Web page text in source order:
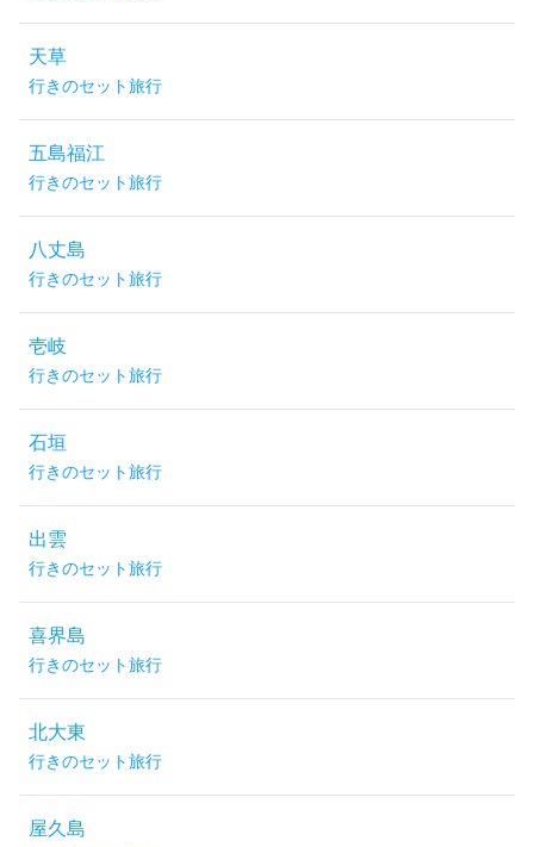
天草
行きのセット旅行
五島福江
行きのセット旅行
八丈島
行きのセット旅行
壱岐
行きのセット旅行
石垣
行きのセット旅行
出雲
行きのセット旅行
喜界島
行きのセット旅行
北大東
行きのセット旅行
屋久島